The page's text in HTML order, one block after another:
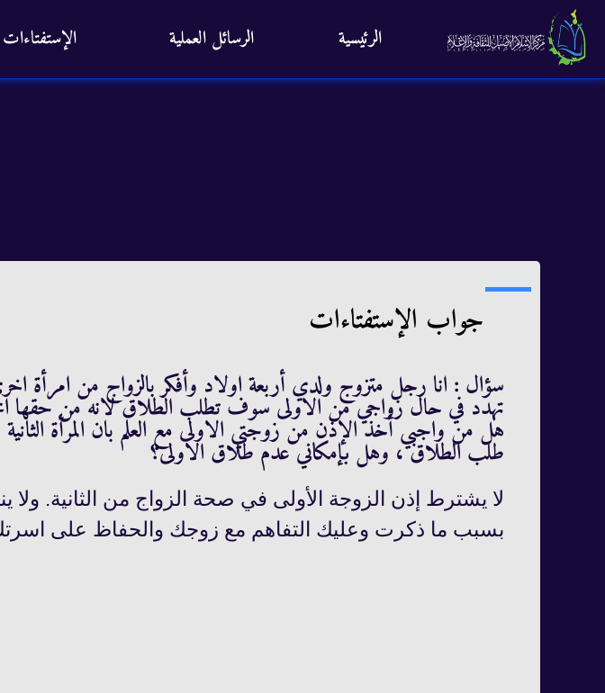
الرئيسية الرسائل العملية الإستفتاءات
جواب الإستفتاءات
سؤال : انا رجل متزوج ولدي أربعة اولاد وأفكر بالزواج من امرأة
تهدد في حال زواجي من الاولى سوف تطلب الطلاق لانه من حقها
هل من واجبي أخذ الإذن من زوجتي الاولى مع العلم بان المرأة
طلب الطلاق ، وهل بإمكاني عدم طلاق الاولى؟
لا يشترط إذن الزوجة الأولى في صحة الزواج من الثانية. ولا
بسبب ما ذكرت وعليك التفاهم مع زوجك والحفاظ على